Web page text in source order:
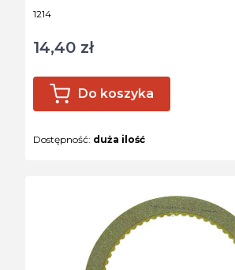
Kod produktu
1214
Cena
14,40 zł
Do koszyka
Dostępność: duża ilość